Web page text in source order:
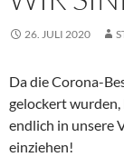
26. JULI 2020
Da die Corona-
gelockert
endlich in unsere
einziehen!